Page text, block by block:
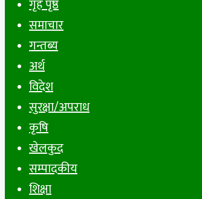
गृह पृष्ठ
समाचार
गन्तब्य
अर्थ
विदेश
सुरक्षा/अपराध
कृषि
खेलकुद
सम्पादकीय
शिक्षा